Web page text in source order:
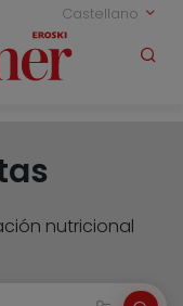
Castellano
nutricional